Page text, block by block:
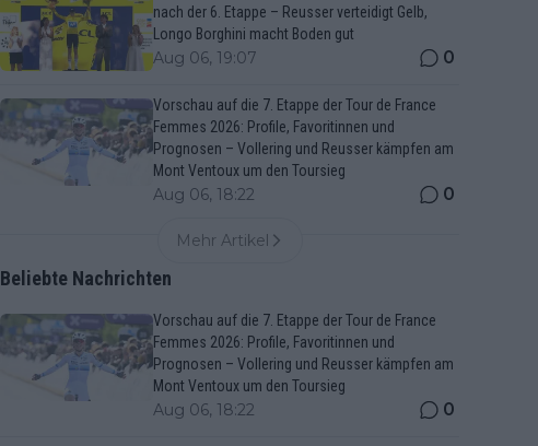
nach der 6. Etappe – Reusser verteidigt Gelb,
Longo Borghini macht Boden gut
Aug 06, 19:07 0
Vorschau auf die 7. Etappe der Tour de France
Femmes 2026: Profile, Favoritinnen und
Prognosen – Vollering und Reusser kämpfen am
Mont Ventoux um den Toursieg
Aug 06, 18:22 0
Mehr Artikel
Beliebte Nachrichten
Vorschau auf die 7. Etappe der Tour de France
Femmes 2026: Profile, Favoritinnen und
Prognosen – Vollering und Reusser kämpfen am
Mont Ventoux um den Toursieg
Aug 06, 18:22 0